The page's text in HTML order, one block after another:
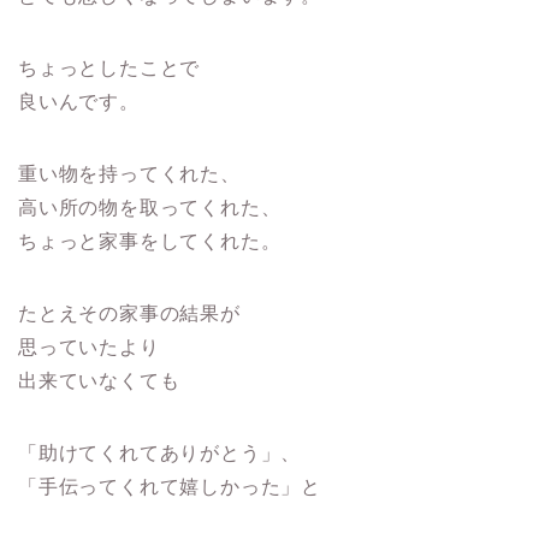
ちょっとしたことで
良いんです。
重い物を持ってくれた、
高い所の物を取ってくれた、
ちょっと家事をしてくれた。
たとえその家事の結果が
思っていたより
出来ていなくても
「助けてくれてありがとう」、
「手伝ってくれて嬉しかった」と